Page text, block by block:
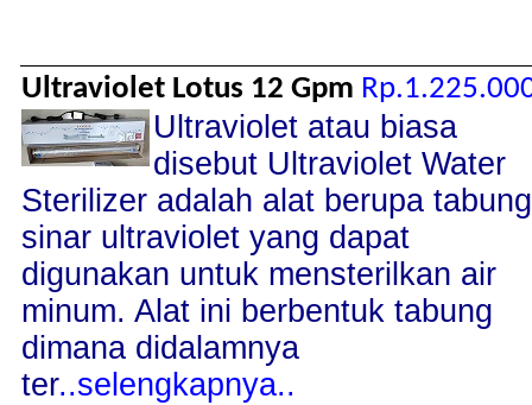
Ultraviolet Lotus 12 Gpm
Ultraviolet atau biasa
disebut Ultraviolet Water
Sterilizer adalah alat berupa tabung
sinar ultraviolet yang dapat
digunakan untuk mensterilkan air
minum. Alat ini berbentuk tabung
dimana didalamnya
ter..selengkapnya..